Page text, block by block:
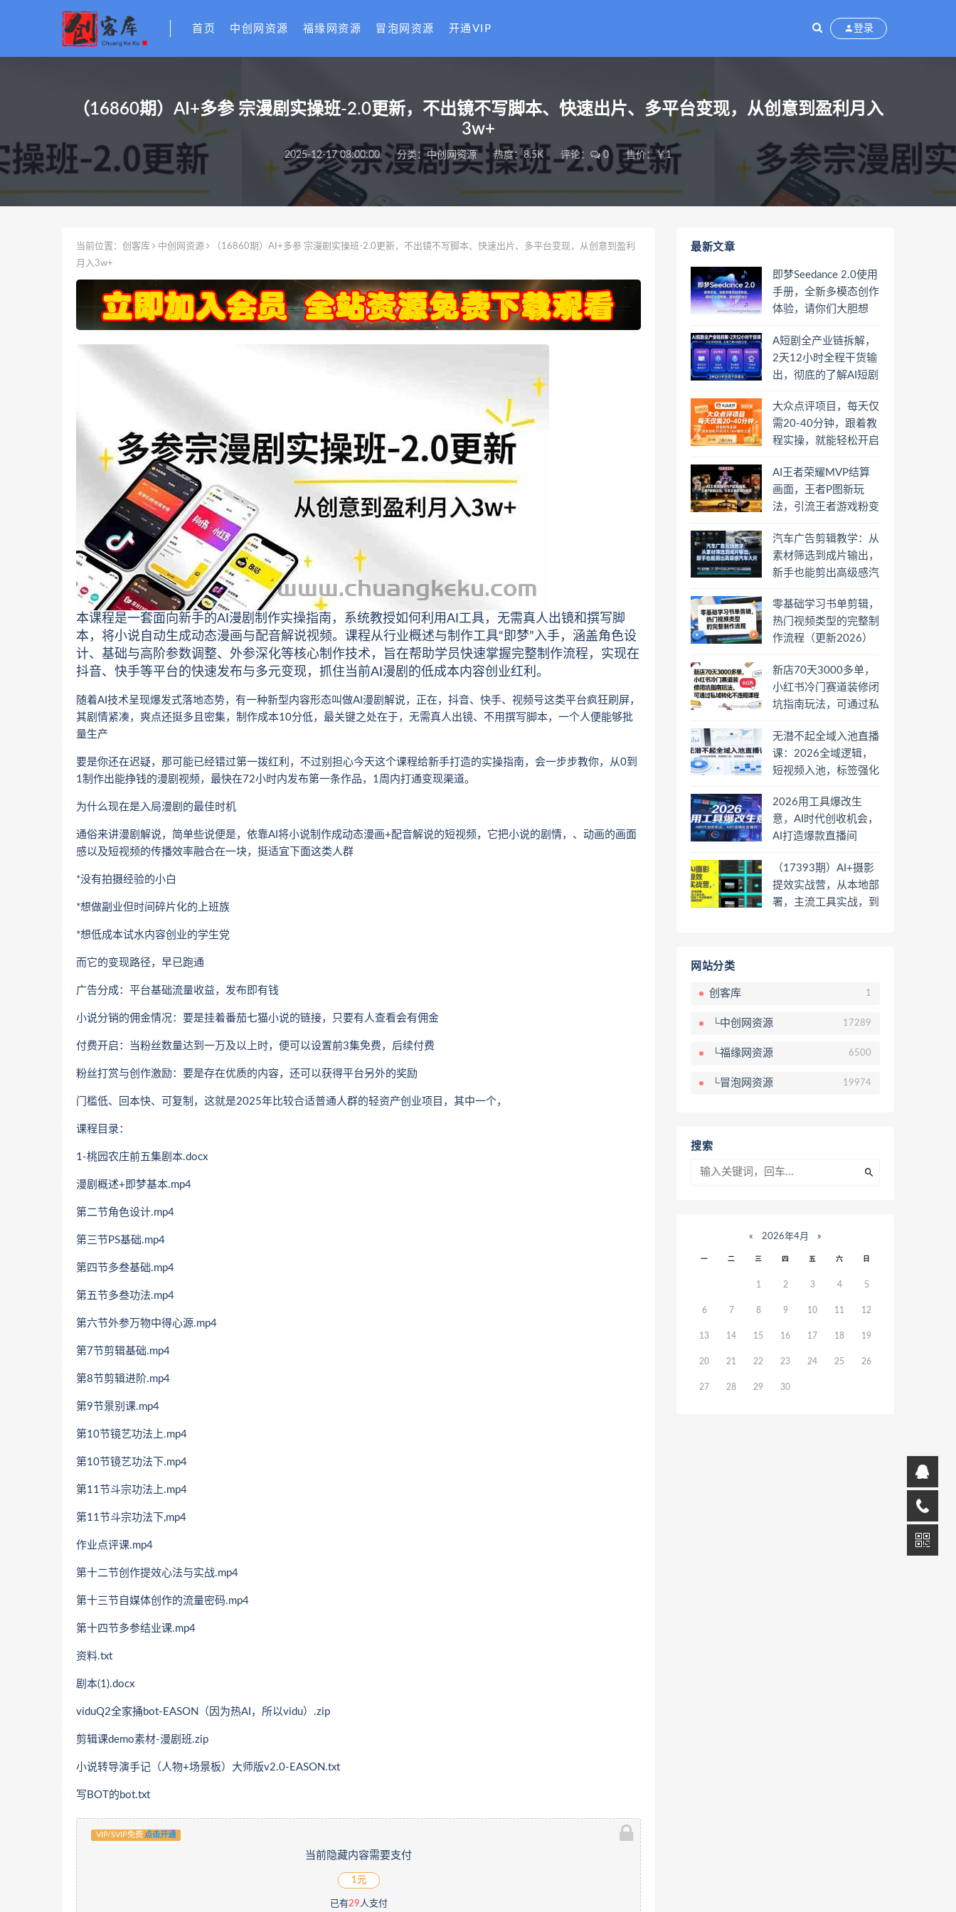
首页 中创网资源 福缘网资源 冒泡网资源 开通VIP 登录
（16860期）AI+多参 宗漫剧实操班-2.0更新，不出镜不写脚本、快速出片、多平台变现，从创意到盈利月入
3w+
2025-12-17 08:00:00 分类：中创网资源 热度：8.5K 评论： 0 售价：￥1
当前位置： 创客库 中创网资源
（16860期）AI+多参 宗漫剧实操班-2.0更新，不出镜不写脚本、快速出片、多平台变现，从创意到盈利
月入3w+
本课程是一套面向新手的AI漫剧制作实操指南，系统教授如何利用AI工具，无需真人出镜和撰写脚
本，将小说自动生成动态漫画与配音解说视频。课程从行业概述与制作工具“即梦”入手，涵盖角色设
计、基础与高阶参数调整、外参深化等核心制作技术，旨在帮助学员快速掌握完整制作流程，实现在
抖音、快手等平台的快速发布与多元变现，抓住当前AI漫剧的低成本内容创业红利。
随着AI技术呈现爆发式落地态势，有一种新型内容形态叫做AI漫剧解说，正在，抖音、快手、视频号这类平台疯狂刷屏，
其剧情紧凑，爽点还挺多且密集，制作成本10分低，最关键之处在于，无需真人出镜、不用撰写脚本，一个人便能够批
量生产
要是你还在迟疑，那可能已经错过第一拨红利，不过别担心今天这个课程给新手打造的实操指南，会一步步教你，从0到
1制作出能挣钱的漫剧视频，最快在72小时内发布第一条作品，1周内打通变现渠道。
为什么现在是入局漫剧的最佳时机
通俗来讲漫剧解说，简单些说便是，依靠AI将小说制作成动态漫画+配音解说的短视频，它把小说的剧情，、动画的画面
感以及短视频的传播效率融合在一块，挺适宜下面这类人群
*没有拍摄经验的小白
*想做副业但时间碎片化的上班族
*想低成本试水内容创业的学生党
而它的变现路径，早已跑通
广告分成：平台基础流量收益，发布即有钱
小说分销的佣金情况：要是挂着番茄七猫小说的链接，只要有人查看会有佣金
付费开启：当粉丝数量达到一万及以上时，便可以设置前3集免费，后续付费
粉丝打赏与创作激励：要是存在优质的内容，还可以获得平台另外的奖励
门槛低、回本快、可复制，这就是2025年比较合适普通人群的轻资产创业项目，其中一个，
课程目录：
1-桃园农庄前五集剧本.docx
漫剧概述+即梦基本.mp4
第二节角色设计.mp4
第三节PS基础.mp4
第四节多叁基础.mp4
第五节多叁功法.mp4
第六节外参万物中得心源.mp4
第7节剪辑基础.mp4
第8节剪辑进阶.mp4
第9节景别课.mp4
第10节镜艺功法上.mp4
第10节镜艺功法下.mp4
第11节斗宗功法上.mp4
第11节斗宗功法下,mp4
作业点评课.mp4
第十二节创作提效心法与实战.mp4
第十三节自媒体创作的流量密码.mp4
第十四节多参结业课.mp4
资料.txt
剧本(1).docx
viduQ2全家捅bot-EASON（因为热AI，所以vidu）.zip
剪辑课demo素材-漫剧班.zip
小说转导演手记（人物+场景板）大师版v2.0-EASON.txt
写BOT的bot.txt
VIP/SVIP免费 点击开通
当前隐藏内容需要支付
1元
已有29人支付
最新文章
即梦Seedance 2.0使用
手册，全新多模态创作
体验，请你们大胆想
A短剧全产业链拆解，
2天12小时全程干货输
出，彻底的了解AI短剧
大众点评项目，每天仅
需20-40分钟，跟着教
程实操，就能轻松开启
AI王者荣耀MVP结算
画面，王者P图新玩
法，引流王者游戏粉变
汽车广告剪辑教学：从
素材筛选到成片输出，
新手也能剪出高级感汽
零基础学习书单剪辑，
热门视频类型的完整制
作流程（更新2026）
新店70天3000多单，
小红书冷门赛道装修闭
坑指南玩法，可通过私
无潜不起全域入池直播
课：2026全域逻辑，
短视频入池，标签强化
2026用工具爆改生
意，AI时代创收机会，
AI打造爆款直播间
（17393期）AI+摄影
提效实战营，从本地部
署，主流工具实战，到
网站分类
创客库 1
└中创网资源 17289
└福缘网资源 6500
└冒泡网资源 19974
搜索
« 2026年4月 »
一 二 三 四 五 六 日
1 2 3 4 5
6 7 8 9 10 11 12
13 14 15 16 17 18 19
20 21 22 23 24 25 26
27 28 29 30